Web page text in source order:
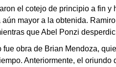
el cotejo de principio a fin y
mayor a la obtenida.
que Abel Ponzi
fue obra de Brian Mendoza,
Anteriormente, el oriundo